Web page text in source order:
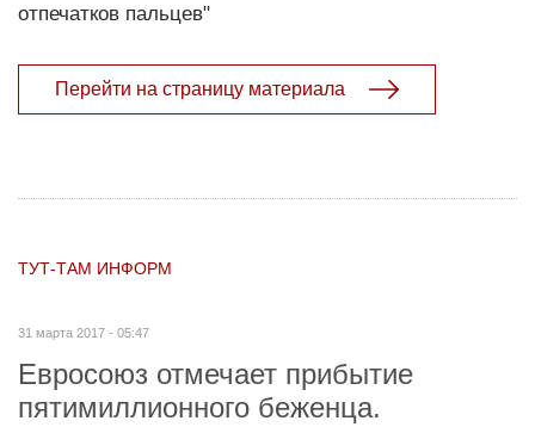
отпечатков пальцев"
Перейти на страницу материала
ТУТ-ТАМ ИНФОРМ
31 марта 2017 - 05:47
Евросоюз отмечает прибытие
пятимиллионного беженца.